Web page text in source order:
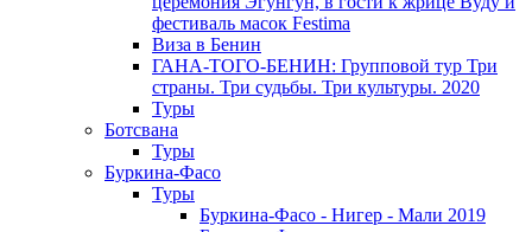
фестиваль масок Festima
Виза в Бенин
ГАНА-ТОГО-БЕНИН: Групповой тур Три
страны. Три судьбы. Три культуры. 2020
Туры
Ботсвана
Туры
Буркина-Фасо
Туры
Буркина-Фасо - Нигер - Мали 2019